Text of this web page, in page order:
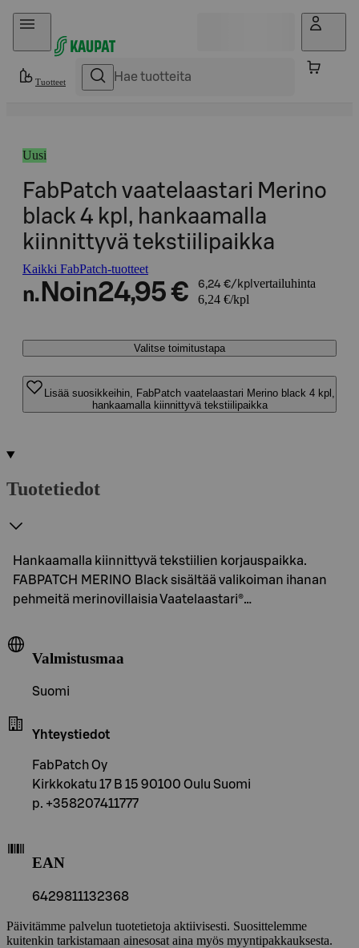
Hyppää sisältöön
Tuotteet
Uusi
FabPatch vaatelaastari Merino
black 4 kpl, hankaamalla
kiinnittyvä tekstiilipaikka
Kaikki FabPatch-tuotteet
n. Noin24,95 € 6,24 €/kpl vertailuhinta
6,24 €/kpl
Valitse toimitustapa
Lisää suosikkeihin, FabPatch vaatelaastari Merino black 4 kpl,
hankaamalla kiinnittyvä tekstiilipaikka
Tuotetiedot
Hankaamalla kiinnittyvä tekstiilien korjauspaikka.
FABPATCH MERINO Black sisältää valikoiman ihanan
pehmeitä merinovillaisia Vaatelaastari®…
Valmistusmaa
Suomi
Yhteystiedot
FabPatch Oy
Kirkkokatu 17 B 15 90100 Oulu Suomi
p. +358207411777
EAN
6429811132368
Päivitämme palvelun tuotetietoja aktiivisesti. Suosittelemme
kuitenkin tarkistamaan ainesosat aina myös myyntipakkauksesta.